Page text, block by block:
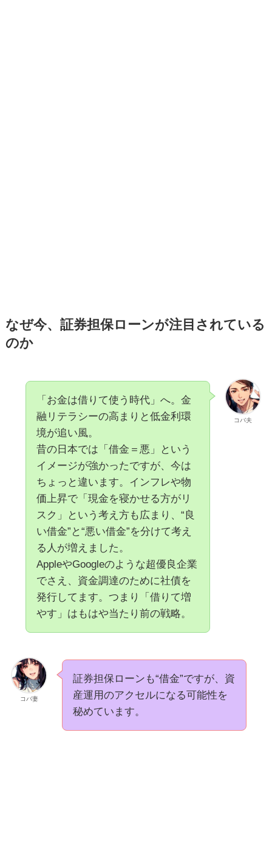
なぜ今、証券担保ローンが注目されている
のか
コバ夫
「お金は借りて使う時代」へ。金
融リテラシーの高まりと低金利環
境が追い風。
昔の日本では「借金＝悪」という
イメージが強かったですが、今は
ちょっと違います。インフレや物
価上昇で「現金を寝かせる方がリ
スク」という考え方も広まり、“良
い借金”と“悪い借金”を分けて考え
る人が増えました。
AppleやGoogleのような超優良企業
でさえ、資金調達のために社債を
発行してます。つまり「借りて増
やす」はもはや当たり前の戦略。
コバ妻
証券担保ローンも“借金”ですが、資
産運用のアクセルになる可能性を
秘めています。